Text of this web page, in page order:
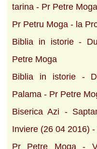
tarina - Pr Petre Moga
Pr Petru Moga - la
Biblia in istorie -
Petre Moga
Biblia in istorie -
Palama - Pr Petre
Biserica Azi -
Inviere (26 04 2016)
Pr Petre Moga -